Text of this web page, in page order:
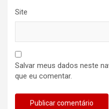
Site
Salvar meus dados neste
que eu comentar.